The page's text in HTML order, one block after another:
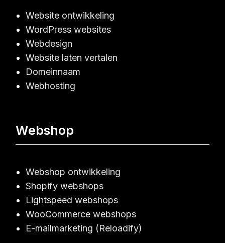
Website ontwikkeling
WordPress websites
Webdesign
Website laten vertalen
Domeinnaam
Webhosting
Webshop
Webshop ontwikkeling
Shopify webshops
Lightspeed webshops
WooCommerce webshops
E-mailmarketing (Reloadify)